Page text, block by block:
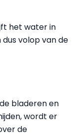
het water in
volop van de
bladeren en
wordt er
de